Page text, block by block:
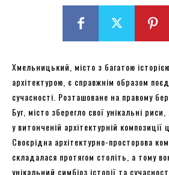
Хмельницький, місто з багатою
архітектурою, є справжнім образом
сучасності. Розташоване на правому
Буг, місто зберегло свої унікальні
у витонченій архітектурній композиції
Своєрідна архітектурно-просторова
складалася протягом століть, а тому
унікальний симбіоз історії та